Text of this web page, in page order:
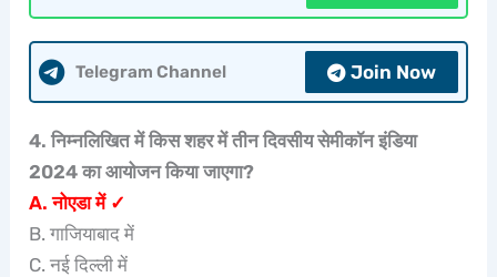
Telegram Channel Join Now
4. निम्नलिखित में किस शहर में तीन दिवसीय सेमीकॉन इंडिया
2024 का आयोजन किया जाएगा?
A. नोएडा में ✓
B. गाजियाबाद में
C. नई दिल्ली में